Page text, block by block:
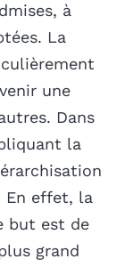
à
La
une
Dans
la
En effet, la
but est de
grand